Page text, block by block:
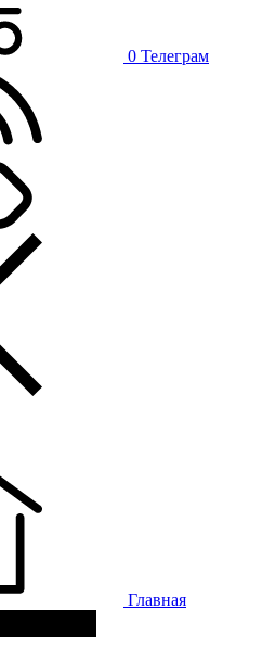
0 Телеграм
Главная